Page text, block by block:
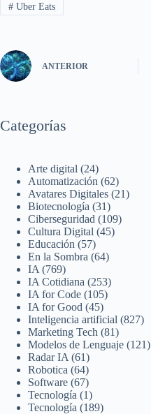
#Uber Eats
ANTERIOR
Categorías
Arte digital (24)
Automatización (62)
Avatares Digitales (21)
Biotecnología (31)
Ciberseguridad (109)
Cultura Digital (45)
Educación (57)
En la Sombra (64)
IA (769)
IA Cotidiana (253)
IA for Code (105)
IA for Good (45)
Inteligencia artificial (827)
Marketing Tech (81)
Modelos de Lenguaje (121)
Radar IA (61)
Robotica (64)
Software (67)
Tecnología (1)
Tecnología (189)